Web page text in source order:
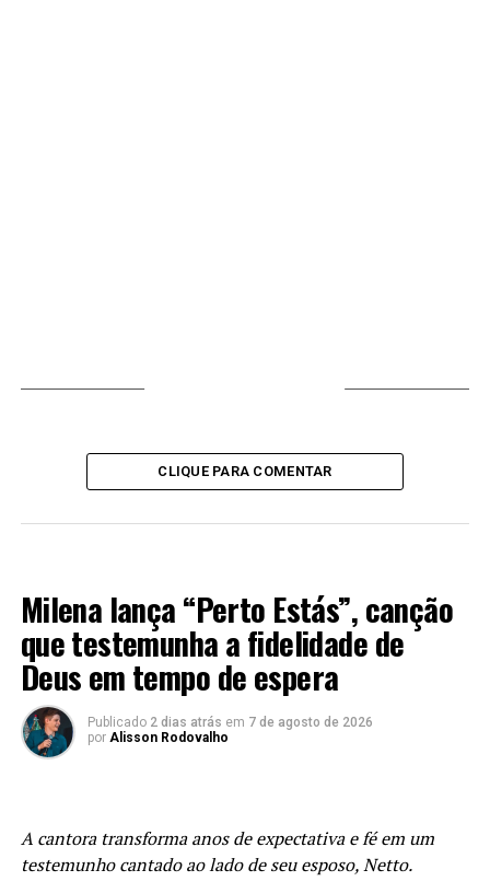
CLIQUE PARA COMENTAR
Milena lança “Perto Estás”, canção
que testemunha a fidelidade de
Deus em tempo de espera
Publicado 2 dias atrás em 7 de agosto de 2026
por Alisson Rodovalho
A cantora transforma anos de expectativa e fé em um
testemunho cantado ao lado de seu esposo, Netto.